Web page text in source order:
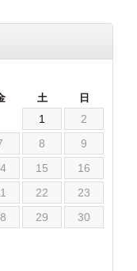
土 日
1
2
8
9
15
16
22
23
29
30